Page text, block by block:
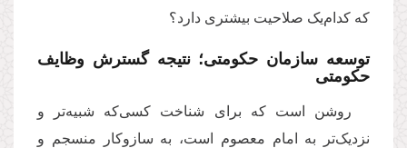
که کدام‌یک صلاحیت بیشتری دارد؟
توسعه سازمان حکومتی؛ نتیجه گسترش وظایف
حکومتی
روشن است که برای شناخت کسی‌که شبیه‌تر و
نزدیک‌تر به امام معصوم است، به سازوکار منسجم و